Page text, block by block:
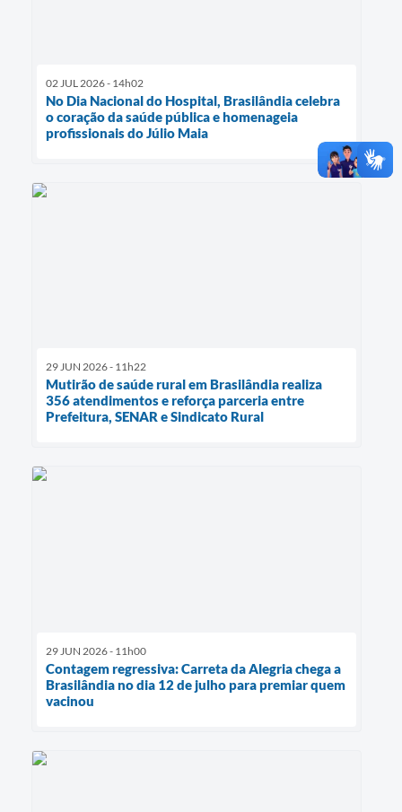
02 JUL 2026 - 14h02
No Dia Nacional do Hospital, Brasilândia celebra
o coração da saúde pública e homenageia
profissionais do Júlio Maia
29 JUN 2026 - 11h22
Mutirão de saúde rural em Brasilândia realiza
356 atendimentos e reforça parceria entre
Prefeitura, SENAR e Sindicato Rural
29 JUN 2026 - 11h00
Contagem regressiva: Carreta da Alegria chega a
Brasilândia no dia 12 de julho para premiar quem
vacinou